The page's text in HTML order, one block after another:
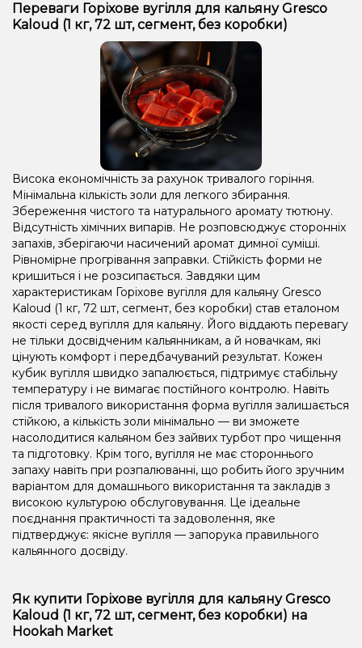
Переваги Горіхове вугілля для кальяну Gresco
Kaloud (1 кг, 72 шт, сегмент, без коробки)
Висока економічність за рахунок тривалого горіння.
Мінімальна кількість золи для легкого збирання.
Збереження чистого та натурального аромату тютюну.
Відсутність хімічних випарів. Не розповсюджує сторонніх
запахів, зберігаючи насичений аромат димної суміші.
Рівномірне прогрівання заправки. Стійкість форми не
кришиться і не розсипається. Завдяки цим
характеристикам Горіхове вугілля для кальяну Gresco
Kaloud (1 кг, 72 шт, сегмент, без коробки) став еталоном
якості серед вугілля для кальяну. Його віддають перевагу
не тільки досвідченим кальянникам, а й новачкам, які
цінують комфорт і передбачуваний результат. Кожен
кубик вугілля швидко запалюється, підтримує стабільну
температуру і не вимагає постійного контролю. Навіть
після тривалого використання форма вугілля залишається
стійкою, а кількість золи мінімально — ви зможете
насолодитися кальяном без зайвих турбот про чищення
та підготовку. Крім того, вугілля не має стороннього
запаху навіть при розпалюванні, що робить його зручним
варіантом для домашнього використання та закладів з
високою культурою обслуговування. Це ідеальне
поєднання практичності та задоволення, яке
підтверджує: якісне вугілля — запорука правильного
кальянного досвіду.
Як купити Горіхове вугілля для кальяну Gresco
Kaloud (1 кг, 72 шт, сегмент, без коробки) на
Hookah Market